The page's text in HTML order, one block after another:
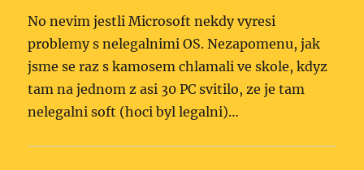
No nevim jestli Microsoft nekdy vyresi
problemy s nelegalnimi OS. Nezapomenu, jak
jsme se raz s kamosem chlamali ve skole, kdyz
tam na jednom z asi 30 PC svitilo, ze je tam
nelegalni soft (hoci byl legalni)…